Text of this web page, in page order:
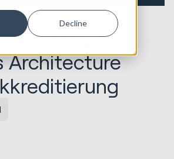
Decline
Implementations
HubSpot
Architecture